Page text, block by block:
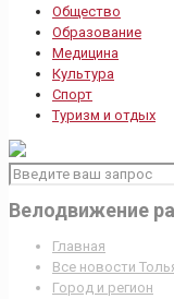
Общество
Образование
Медицина
Культура
Спорт
Туризм и отдых
Велодвижение
Главная
Все новости
Город и регион